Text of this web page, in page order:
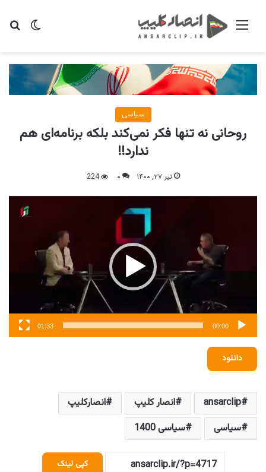
تغییر منو
سیاسی
روحانی نه تنها فکر نمی‌کند بلکه برنامه‌ای هم
ندارد!!
تیر ۲۷, ۱۴۰۰ ۰ 224
نمایشگر
00:00
01:33
دانلود
ansarclip انصار کلیپ
انصارکلیپ
سیاسی
سیاسی 1400
کپی لینک